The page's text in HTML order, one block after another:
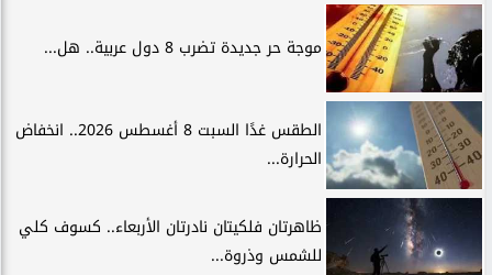
موجة حر جديدة تضرب 8 دول عربية.. هل...
الطقس غدًا السبت 8 أغسطس 2026.. انخفاض
الحرارة...
ظاهرتان فلكيتان نادرتان الأربعاء.. كسوف كلي
للشمس وذروة...